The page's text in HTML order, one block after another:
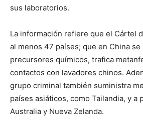
sus laboratorios.
La información refiere que el Cártel
al menos 47 países; que en China se
precursores químicos, trafica
contactos con lavadores chinos.
grupo criminal también suministra
países asiáticos, como Tailandia, y a
Australia y Nueva Zelanda.